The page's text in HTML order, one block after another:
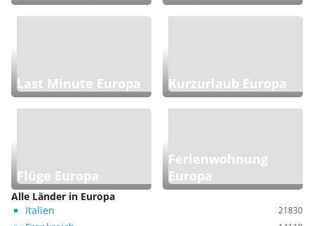
Last Minute Europa Kurzurlaub Europa
Flüge Europa
Ferienwohnung
Europa
Alle Länder in Europa
Italien
21830